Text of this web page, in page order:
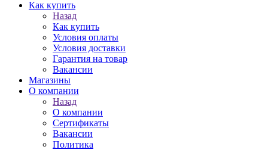
Как купить
Назад
Как купить
Условия оплаты
Условия доставки
Гарантия на товар
Вакансии
Магазины
О компании
Назад
О компании
Сертификаты
Вакансии
Политика